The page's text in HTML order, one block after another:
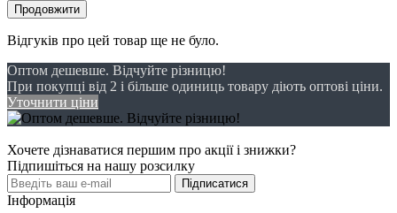
Продовжити
Відгуків про цей товар ще не було.
Оптом дешевше. Відчуйте різницю!
При покупці від 2 і більше одиниць товару діють оптові ціни.
Уточнити ціни
Хочете дізнаватися першим про акції і знижки?
Підпишіться на нашу розсилку
Підписатися
Інформація